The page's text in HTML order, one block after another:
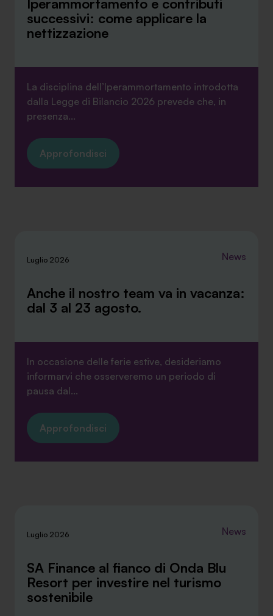
Iperammortamento e contributi
successivi: come applicare la
nettizzazione
La disciplina dell’Iperammortamento introdotta
dalla Legge di Bilancio 2026 prevede che, in
presenza...
Approfondisci
Luglio 2026 News
Anche il nostro team va in vacanza:
dal 3 al 23 agosto.
In occasione delle ferie estive, desideriamo
informarvi che osserveremo un periodo di
pausa dal...
Approfondisci
Luglio 2026 News
SA Finance al fianco di Onda Blu
Resort per investire nel turismo
sostenibile